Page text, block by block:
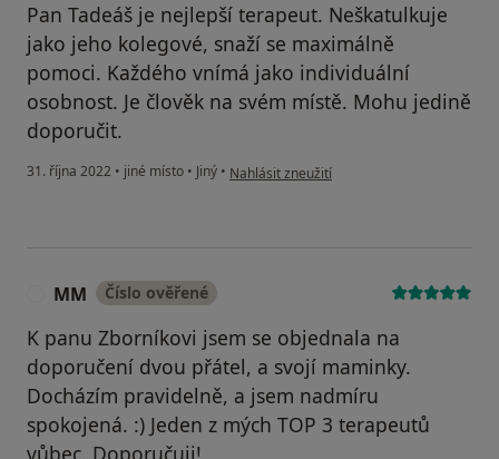
Pan Tadeáš je nejlepší terapeut. Neškatulkuje
jako jeho kolegové, snaží se maximálně
pomoci. Každého vnímá jako individuální
osobnost. Je člověk na svém místě. Mohu jedině
doporučit.
31. října 2022 • jiné místo • Jiný • podle názoru uživatele Váš účet byl
Nahlásit zneužití
MM Číslo ověřené
K panu Zborníkovi jsem se objednala na
doporučení dvou přátel, a svojí maminky.
Docházím pravidelně, a jsem nadmíru
spokojená. :) Jeden z mých TOP 3 terapeutů